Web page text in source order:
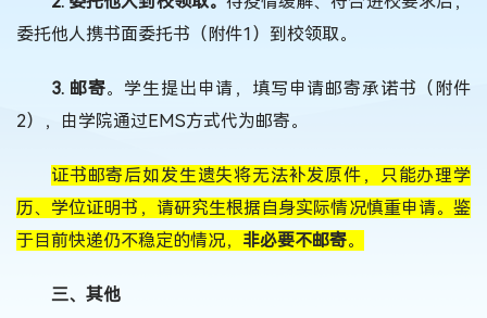
委托他人携书面委托书（附件1 ）到校领取。
3. 邮寄。学生提出申请，填写申请邮寄承诺书（附件
2），由学院通过EMS方式代为邮寄。
证书邮寄后如发生遗失将无法补发原件，只能办理学
历、学位证明书，请研究生根据自身实际情况慎重申请。鉴
于目前快递仍不稳定的情况， 非必要不邮寄。
三、其他